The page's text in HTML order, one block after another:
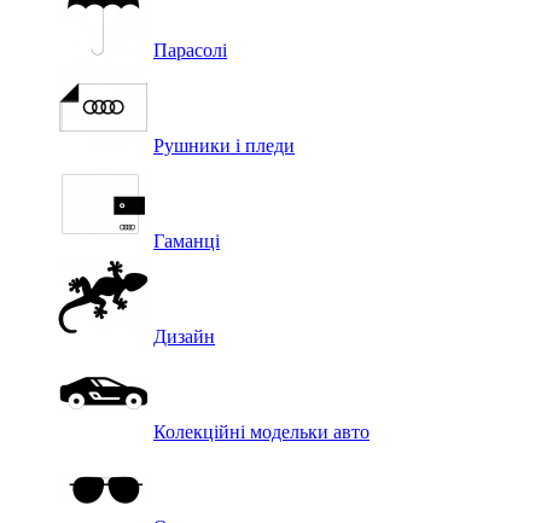
Парасолі
Рушники і пледи
Гаманці
Дизайн
Колекційні модельки авто